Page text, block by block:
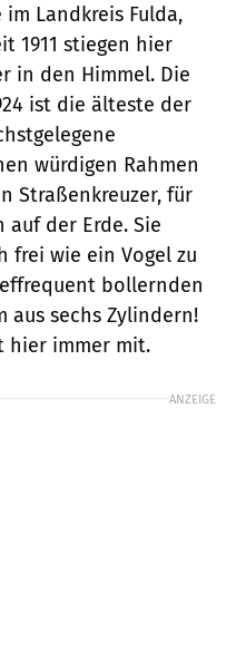
Landkreis Fulda,
1911 stiegen hier
in den Himmel. Die
ist die älteste der
würdigen Rahmen
Straßenkreuzer, für
der Erde. Sie
frei wie ein Vogel zu
bollernden
aus sechs Zylindern!
hier immer mit.
ANZEIGE